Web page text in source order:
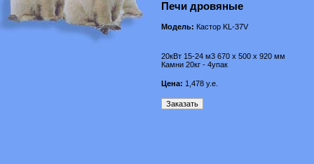
Печи дровяные
Модель: Кастор KL-37V
20кВт 15-24 м3 670 х 500 х 920 мм
Камни 20кг - 4упак
Цена: 1,478 у.е.